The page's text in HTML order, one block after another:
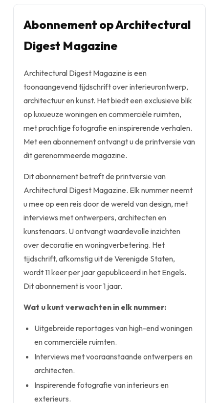
Abonnement op Architectural
Digest Magazine
Architectural Digest Magazine is een
toonaangevend tijdschrift over interieurontwerp,
architectuur en kunst. Het biedt een exclusieve blik
op luxueuze woningen en commerciële ruimten,
met prachtige fotografie en inspirerende verhalen.
Met een abonnement ontvangt u de printversie van
dit gerenommeerde magazine.
Dit abonnement betreft de printversie van
Architectural Digest Magazine. Elk nummer neemt
u mee op een reis door de wereld van design, met
interviews met ontwerpers, architecten en
kunstenaars. U ontvangt waardevolle inzichten
over decoratie en woningverbetering. Het
tijdschrift, afkomstig uit de Verenigde Staten,
wordt 11 keer per jaar gepubliceerd in het Engels.
Dit abonnement is voor 1 jaar.
Wat u kunt verwachten in elk nummer:
Uitgebreide reportages van high-end woningen
en commerciële ruimten.
Interviews met vooraanstaande ontwerpers en
architecten.
Inspirerende fotografie van interieurs en
exterieurs.